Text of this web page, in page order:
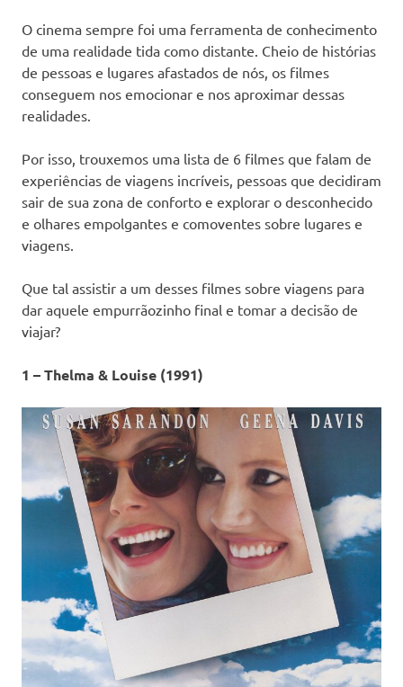
O cinema sempre foi uma ferramenta de conhecimento
de uma realidade tida como distante. Cheio de histórias
de pessoas e lugares afastados de nós, os filmes
conseguem nos emocionar e nos aproximar dessas
realidades.
Por isso, trouxemos uma lista de 6 filmes que falam de
experiências de viagens incríveis, pessoas que decidiram
sair de sua zona de conforto e explorar o desconhecido
e olhares empolgantes e comoventes sobre lugares e
viagens.
Que tal assistir a um desses filmes sobre viagens para
dar aquele empurrãozinho final e tomar a decisão de
viajar?
1 – Thelma & Louise (1991)